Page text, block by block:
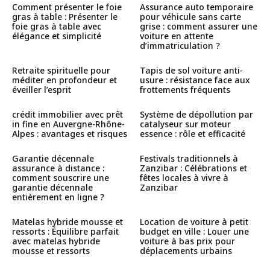
Comment présenter le foie
gras à table : Présenter le
foie gras à table avec
élégance et simplicité
Assurance auto temporaire
pour véhicule sans carte
grise : comment assurer une
voiture en attente
d’immatriculation ?
Retraite spirituelle pour
méditer en profondeur et
éveiller l’esprit
Tapis de sol voiture anti-
usure : résistance face aux
frottements fréquents
crédit immobilier avec prêt
in fine en Auvergne-Rhône-
Alpes : avantages et risques
Système de dépollution par
catalyseur sur moteur
essence : rôle et efficacité
Garantie décennale
assurance à distance :
comment souscrire une
garantie décennale
entièrement en ligne ?
Festivals traditionnels à
Zanzibar : Célébrations et
fêtes locales à vivre à
Zanzibar
Matelas hybride mousse et
ressorts : Équilibre parfait
avec matelas hybride
mousse et ressorts
Location de voiture à petit
budget en ville : Louer une
voiture à bas prix pour
déplacements urbains